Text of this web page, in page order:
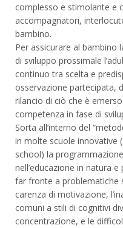
complesso e stimolante e
accompagnatori,
bambino.
Per assicurare al bambino
di sviluppo prossimale
continuo tra scelta e
osservazione partecipata,
rilancio di ciò che è
competenza in fase di
Sorta all’interno del
in molte scuole innovative
school) la
nell’educazione in natura
far fronte a problematiche
carenza di motivazione,
comuni a stili di cognitivi
concentrazione, e le